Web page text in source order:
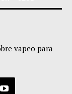
vapeo para